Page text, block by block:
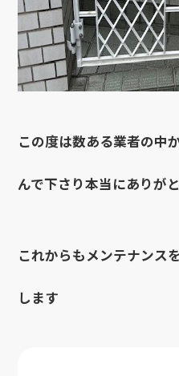
この度は数ある業者の中
んで下さり本当にありが
これからもメンテナンス
します